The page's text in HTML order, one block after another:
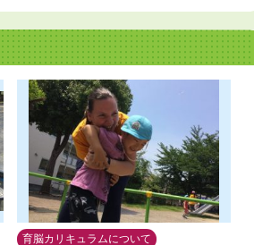
育脳カリキュラムについて